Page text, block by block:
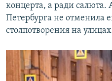
концерта, а ради
Петербурга не отменила
столпотворения на